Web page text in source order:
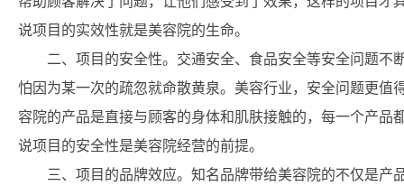
说项目的实效性就是美容院的生命。
二、项目的安全性。交通安全、食品安全等安全问题
怕因为某一次的疏忽就命散黄泉。美容行业，安全问题更值
容院的产品是直接与顾客的身体和肌肤接触的，每一个产
说项目的安全性是美容院经营的前提。
三、项目的品牌效应。知名品牌带给美容院的不仅是